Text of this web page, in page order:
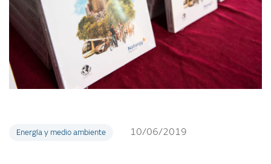
Energía y medio ambiente 10/06/2019